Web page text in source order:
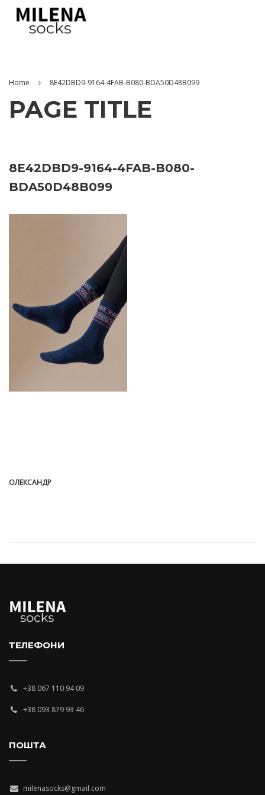
Home 8E42DBD9-9164-4FAB-B080-BDA50D48B099
PAGE TITLE
8E42DBD9-9164-4FAB-B080-
BDA50D48B099
ОЛЕКСАНДР
ТЕЛЕФОНИ
+38 067 110 94 09
+38 093 879 93 46
ПОШТА
milenasocks@gmail.com